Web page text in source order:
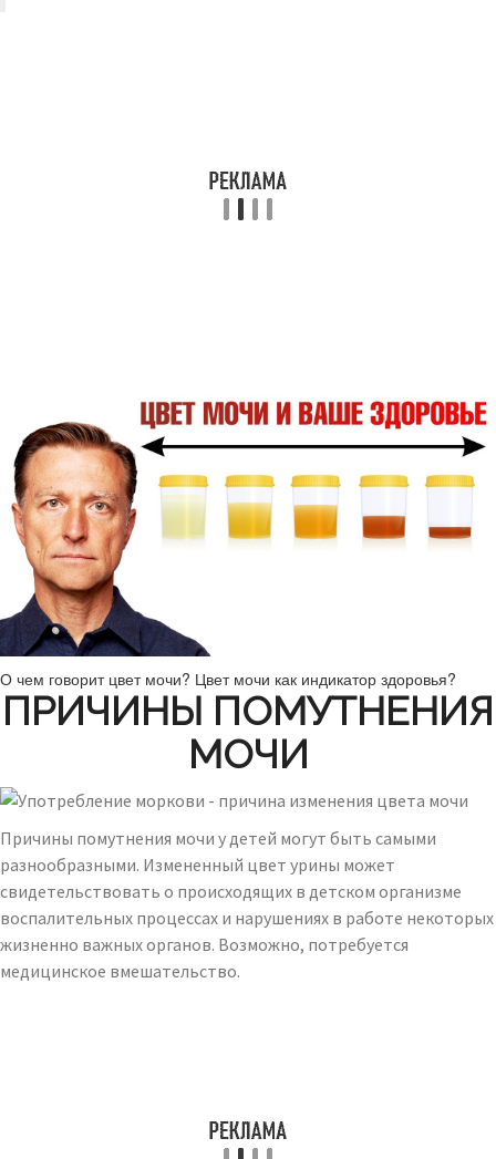
О чем говорит цвет мочи? Цвет мочи как индикатор здоровья?
ПРИЧИНЫ ПОМУТНЕНИЯ
МОЧИ
Причины помутнения мочи у детей могут быть самыми
разнообразными. Измененный цвет урины может
свидетельствовать о происходящих в детском организме
воспалительных процессах и нарушениях в работе некоторых
жизненно важных органов. Возможно, потребуется
медицинское вмешательство.